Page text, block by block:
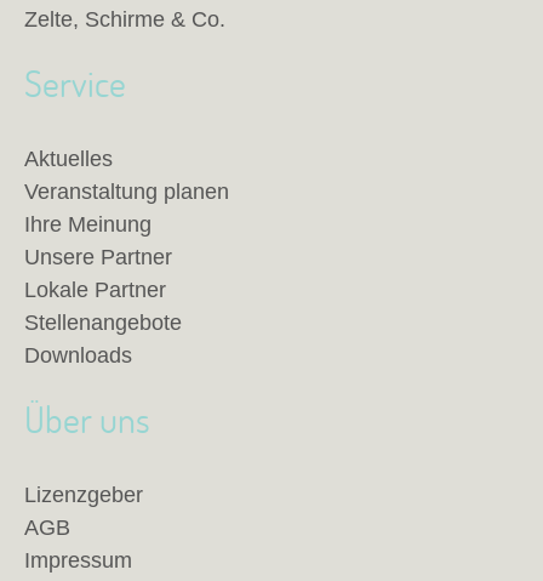
Zelte, Schirme & Co.
Service
Aktuelles
Veranstaltung planen
Ihre Meinung
Unsere Partner
Lokale Partner
Stellenangebote
Downloads
Über uns
Lizenzgeber
AGB
Impressum